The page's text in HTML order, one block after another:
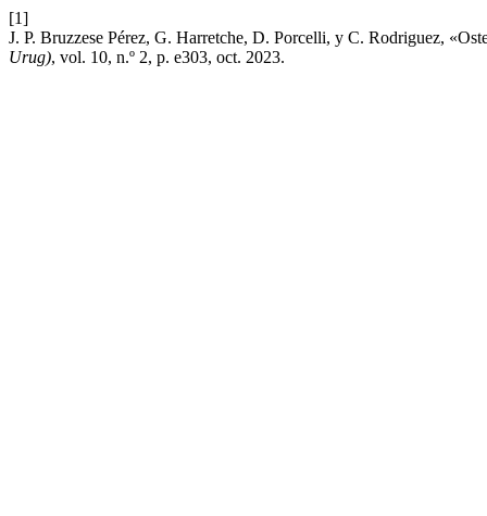
[1]
J. P. Bruzzese Pérez, G. Harretche, D. Porcelli, y C. Rodriguez,
Urug), vol. 10, n.º 2, p. e303, oct. 2023.